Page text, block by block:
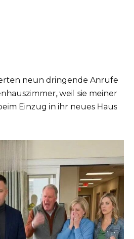
neun dringende Anrufe
weil sie meiner
Einzug in ihr neues Haus